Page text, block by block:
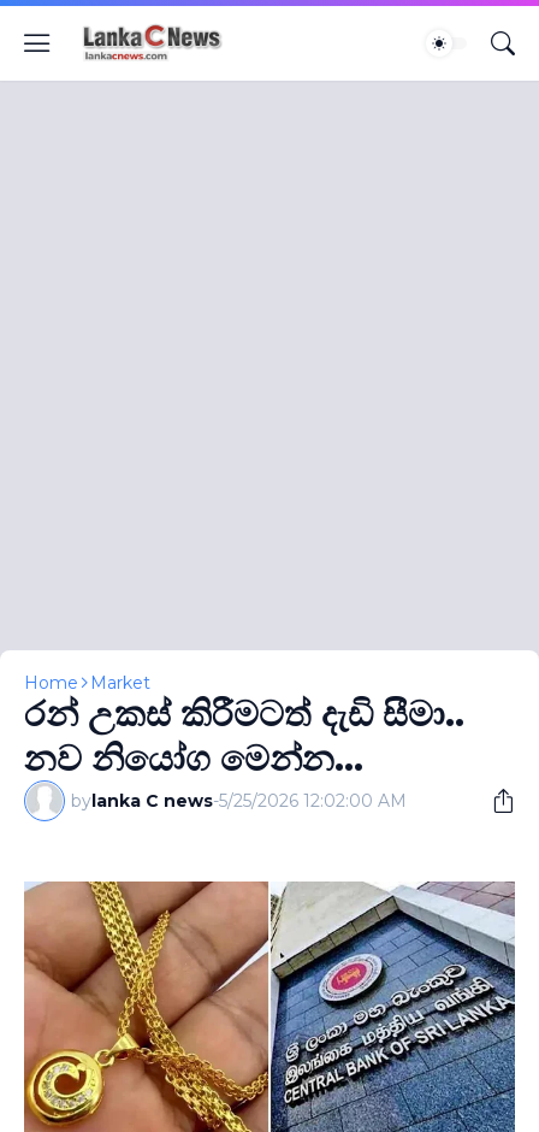
Home Market
රන් උකස් කිරීමටත් දැඩි සීමා..
නව නියෝග මෙන්න...
bylanka C news-5/25/2026 12:02:00 AM